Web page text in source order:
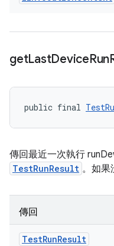
getLastDeviceRun
public final
傳回最近一次執行
TestRunResult 。如果
傳回
TestRunResult